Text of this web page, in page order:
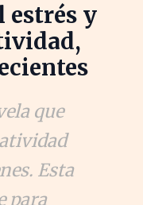
estrés y
que
Esta
para